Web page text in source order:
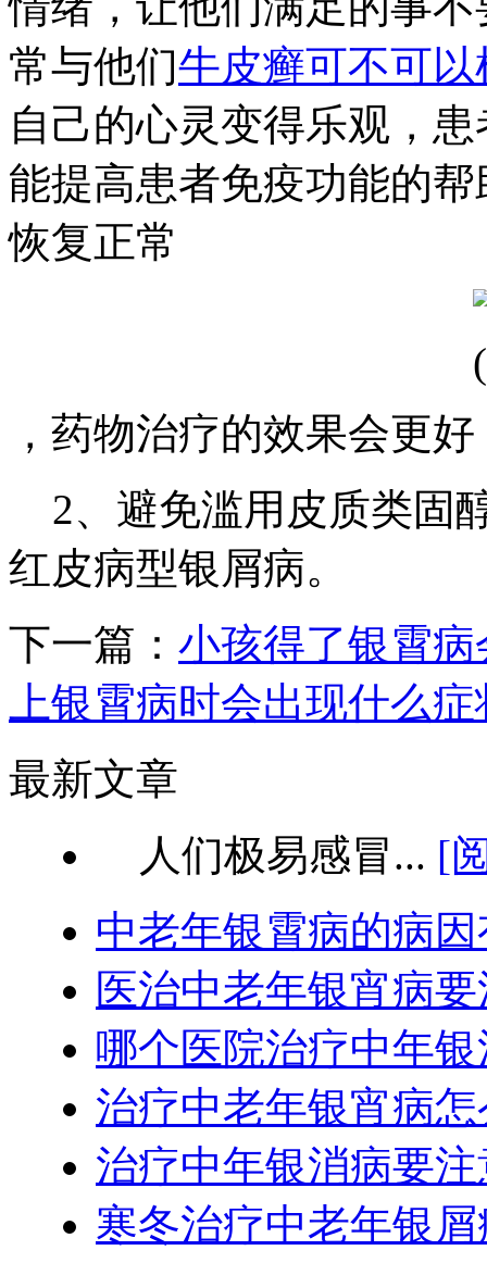
常与他们牛皮癣可不可以
自己的心灵变得乐观，
能提高患者免疫功能的
恢复正常
，药物治疗的效果会更好
2、避免滥用皮质类固
红皮病型银屑病。
下一篇： 小孩得了银霄
上银霄病时会出现什么症
最新文章
人们极易感冒... [
中老年银霄病的病
医治中老年银宵病
哪个医院治疗中年
治疗中老年银宵病
治疗中年银消病要
寒冬治疗中老年银